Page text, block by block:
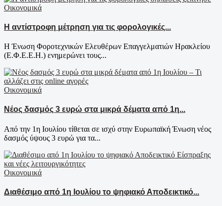
Οικονομικά
Η αντίστροφη μέτρηση για τις φορολογικές...
Η Ένωση Φοροτεχνικών Ελευθέρων Επαγγελματιών Ηρακλείου
(Ε.Φ.Ε.Ε.Η.) ενημερώνει τους...
Οικονομικά
Νέος δασμός 3 ευρώ στα μικρά δέματα από 1η...
Από την 1η Ιουλίου τίθεται σε ισχύ στην Ευρωπαϊκή Ένωση νέος
δασμός ύψους 3 ευρώ για τα...
Οικονομικά
Διαθέσιμο από 1η Ιουλίου το ψηφιακό Αποδεικτικό...